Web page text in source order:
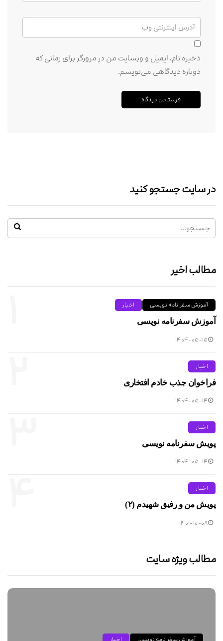
ذخیره نام، ایمیل و وبسایت من در مرورگر برای زمانی که
دوباره دیدگاهی می‌نویسم.
در سایت جستجو کنید
مطالب اخیر
آموزش سفر نامه نویسی اخبار
آموزش سفرنامه نویسی
۱۴۰۴-۰۵-۱۵
اخبار
فراخوان جذب خادم افتخاری
۱۴۰۴-۰۵-۱۴
اخبار
پویش سفرنامه نویسی
۱۴۰۴-۰۵-۱۴
اخبار
پویش من و رفیق شهیدم (۲)
۱۴۰۱-۱۰-۰۸
مطالب ویژه سایت
آموزش سفر نامه نویسی اخبار